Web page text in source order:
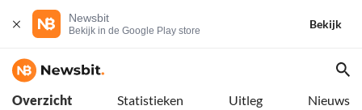
Newsbit
Bekijk in de Google Play store
Bekijk
Overzicht Statistieken Uitleg Nieuws